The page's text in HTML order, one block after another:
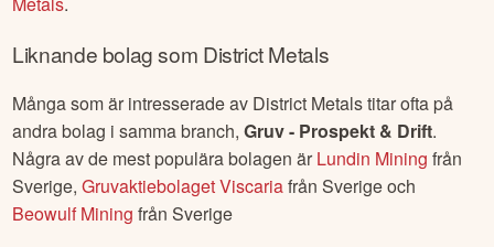
Liknande bolag som District Metals
Många som är intresserade av District Metalstitar ofta på
andra bolag i samma branch,Gruv - Prospekt & Drift.
Några av de mest populära bolagen är Lundin Mining från
Sverige,Gruvaktiebolaget ViscariafrånSverigeoch
Beowulf Mining frånSverige